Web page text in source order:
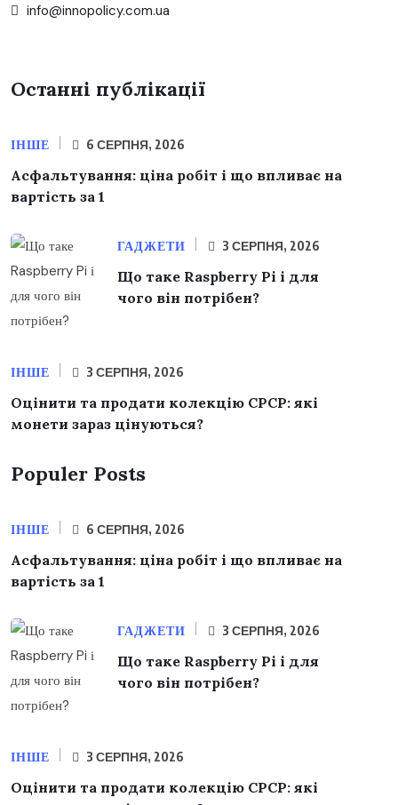
info@innopolicy.com.ua
Останні публікації
ІНШЕ 6 СЕРПНЯ, 2026
Асфальтування: ціна робіт і що впливає на
вартість за 1
ГАДЖЕТИ 3 СЕРПНЯ, 2026
Що таке Raspberry Pi і для
чого він потрібен?
ІНШЕ 3 СЕРПНЯ, 2026
Оцінити та продати колекцію СРСР: які
монети зараз цінуються?
Populer Posts
ІНШЕ 6 СЕРПНЯ, 2026
Асфальтування: ціна робіт і що впливає на
вартість за 1
ГАДЖЕТИ 3 СЕРПНЯ, 2026
Що таке Raspberry Pi і для
чого він потрібен?
ІНШЕ 3 СЕРПНЯ, 2026
Оцінити та продати колекцію СРСР: які